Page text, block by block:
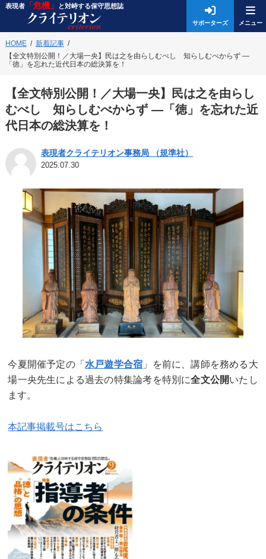
表現者「危機」 と対峙する保守思想誌
サポーターズ
HOME
新着記事
【全文特別公開！／大場一央】民は之を由らしむべし 知らしむべからず ―
「徳」を忘れた近代日本の総決算を！
【全文特別公開！／大場一央】民は之を由らし
むべし 知らしむべからず ―「徳」を忘れた近
代日本の総決算を！
表現者クライテリオン事務局 （規準社）
2025.07.30
今夏開催予定の「 水戸遊学合宿 」を前に、講師を務める大
場一央先生による過去の特集論考を特別に全文公開いたし
ます。
本記事掲載号はこちら